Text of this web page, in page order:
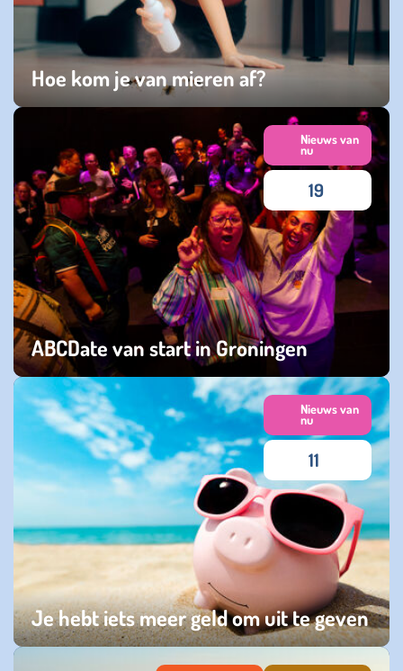
Hoe kom je van mieren af?
vrijdag 15 augustus 2025
ABCDate van start in Groningen
maandag 02 juni 2025
Nieuws van
nu
19
Je hebt iets meer geld om uit te geven
vrijdag 29 december 2023
Nieuws van
nu
11